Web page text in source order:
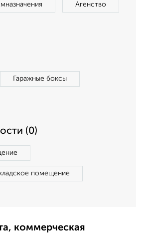
Агенство
Гаражные боксы
(0)
помещение
коммерческая